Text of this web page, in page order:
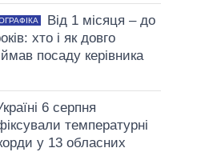
Від 1 місяця – до
хто і як довго
посаду керівника
6 серпня
температурні
у 13 обласних